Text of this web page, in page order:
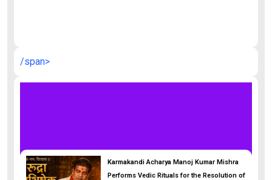
/span>
Karmakandi Acharya Manoj Kumar Mishra
Performs Vedic Rituals for the Resolution of